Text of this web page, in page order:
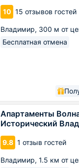
10 15 отзывов гостей
Владимир, 300 м от
Бесплатная отмена
Апартаменты
Исторический
9.8 1 отзыв гостей
Владимир, 1.5 км от